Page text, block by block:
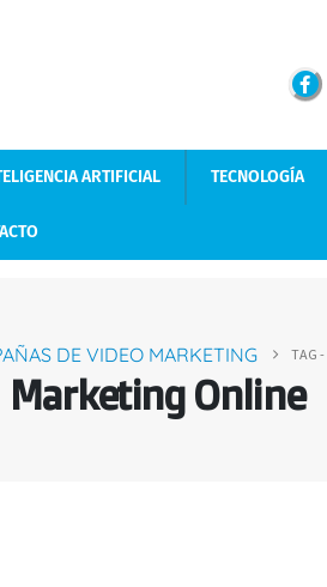
ARTIFICIAL TECNOLOGÍA
DE VIDEO MARKETING TAG -
Marketing Online